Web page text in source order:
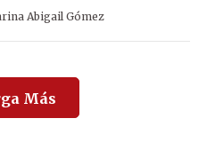
Abigail Gómez
Más